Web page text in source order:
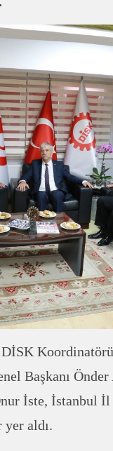
Başkanı
İste, İstanbul
yer aldı.